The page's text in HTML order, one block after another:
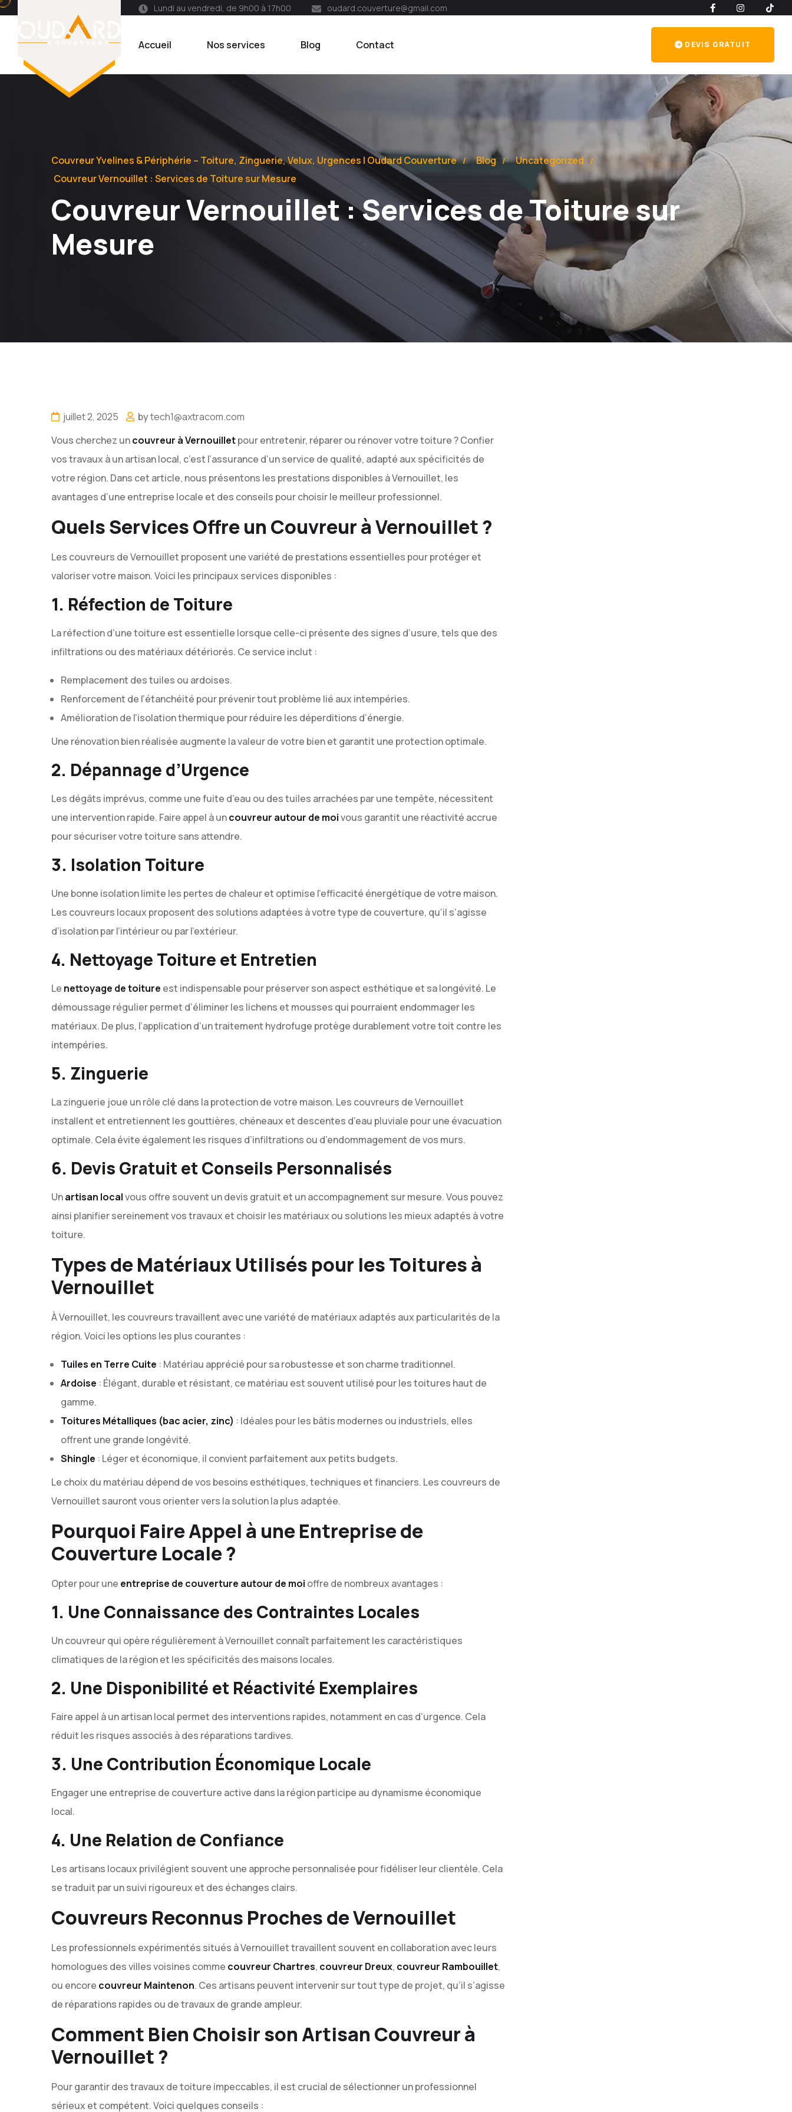
Lundi au vendredi, de 9h00 à 17h00 oudard.couverture@gmail.com
Accueil Nos services Blog Contact DEVIS GRATUIT
Couvreur Yvelines & Périphérie – Toiture, Zinguerie, Velux, Urgences | Oudard Couverture Blog
Uncategorized
Couvreur Vernouillet : Services de Toiture sur Mesure
Couvreur Vernouillet : Services de Toiture sur
Mesure
juillet 2, 2025 bytech1@axtracom.com
Vous cherchez uncouvreur à Vernouilletpour entretenir, réparer ou rénover votre toiture ? Confier
vos travaux à un artisan local, c’est l’assurance d’un service de qualité, adapté aux spécificités de
votre région. Dans cet article, nous présentons les prestations disponibles à Vernouillet, les
avantages d’une entreprise locale et des conseils pour choisir le meilleur professionnel.
Quels Services Offre un Couvreur à Vernouillet ?
Les couvreurs de Vernouillet proposent une variété de prestations essentielles pour protéger et
valoriser votre maison. Voici les principaux services disponibles :
1. Réfection de Toiture
La réfection d’une toiture est essentielle lorsque celle-ci présente des signes d’usure, tels que des
infiltrations ou des matériaux détériorés. Ce service inclut :
Remplacement des tuiles ou ardoises.
Renforcement de l’étanchéité pour prévenir tout problème lié aux intempéries.
Amélioration de l’isolation thermique pour réduire les déperditions d’énergie.
Une rénovation bien réalisée augmente la valeur de votre bien et garantit une protection optimale.
2. Dépannage d’Urgence
Les dégâts imprévus, comme une fuite d’eau ou des tuiles arrachées par une tempête, nécessitent
une intervention rapide. Faire appel à uncouvreur autour de moivous garantit une réactivité accrue
pour sécuriser votre toiture sans attendre.
3. Isolation Toiture
Une bonne isolation limite les pertes de chaleur et optimise l’efficacité énergétique de votre maison.
Les couvreurs locaux proposent des solutions adaptées à votre type de couverture, qu’il s’agisse
d’isolation par l’intérieur ou par l’extérieur.
4. Nettoyage Toiture et Entretien
Le nettoyage de toiture est indispensable pour préserver son aspect esthétique et sa longévité. Le
démoussage régulier permet d’éliminer les lichens et mousses qui pourraient endommager les
matériaux. De plus, l’application d’un traitement hydrofuge protège durablement votre toit contre les
intempéries.
5. Zinguerie
La zinguerie joue un rôle clé dans la protection de votre maison. Les couvreurs de Vernouillet
installent et entretiennent les gouttières, chéneaux et descentes d’eau pluviale pour une évacuation
optimale. Cela évite également les risques d’infiltrations ou d’endommagement de vos murs.
6. Devis Gratuit et Conseils Personnalisés
Unartisan localvous offre souvent un devis gratuit et un accompagnement sur mesure. Vous pouvez
ainsi planifier sereinement vos travaux et choisir les matériaux ou solutions les mieux adaptés à votre
toiture.
Types de Matériaux Utilisés pour les Toitures à
Vernouillet
À Vernouillet, les couvreurs travaillent avec une variété de matériaux adaptés aux particularités de la
région. Voici les options les plus courantes :
Tuiles en Terre Cuite : Matériau apprécié pour sa robustesse et son charme traditionnel.
Ardoise : Élégant, durable et résistant, ce matériau est souvent utilisé pour les toitures haut de
gamme.
Toitures Métalliques (bac acier, zinc) : Idéales pour les bâtis modernes ou industriels, elles
offrent une grande longévité.
Shingle : Léger et économique, il convient parfaitement aux petits budgets.
Le choix du matériau dépend de vos besoins esthétiques, techniques et financiers. Les couvreurs de
Vernouillet sauront vous orienter vers la solution la plus adaptée.
Pourquoi Faire Appel à une Entreprise de
Couverture Locale ?
Opter pour une entreprise de couverture autour de moi offre de nombreux avantages :
1. Une Connaissance des Contraintes Locales
Un couvreur qui opère régulièrement à Vernouillet connaît parfaitement les caractéristiques
climatiques de la région et les spécificités des maisons locales.
2. Une Disponibilité et Réactivité Exemplaires
Faire appel à un artisan local permet des interventions rapides, notamment en cas d’urgence. Cela
réduit les risques associés à des réparations tardives.
3. Une Contribution Économique Locale
Engager une entreprise de couverture active dans la région participe au dynamisme économique
local.
4. Une Relation de Confiance
Les artisans locaux privilégient souvent une approche personnalisée pour fidéliser leur clientèle. Cela
se traduit par un suivi rigoureux et des échanges clairs.
Couvreurs Reconnus Proches de Vernouillet
Les professionnels expérimentés situés à Vernouillet travaillent souvent en collaboration avec leurs
homologues des villes voisines comme couvreur Chartres, couvreur Dreux, couvreur Rambouillet,
ou encore couvreur Maintenon. Ces artisans peuvent intervenir sur tout type de projet, qu’il s’agisse
de réparations rapides ou de travaux de grande ampleur.
Comment Bien Choisir son Artisan Couvreur à
Vernouillet ?
Pour garantir des travaux de toiture impeccables, il est crucial de sélectionner un professionnel
sérieux et compétent. Voici quelques conseils :